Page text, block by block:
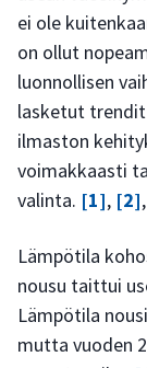
ei ole
on ollut
luonnollisen
lasketut trendit
ilmaston
voimakkaasti
valinta. [1], [2],
Lämpötila
nousu taittui
Lämpötila
mutta vuoden